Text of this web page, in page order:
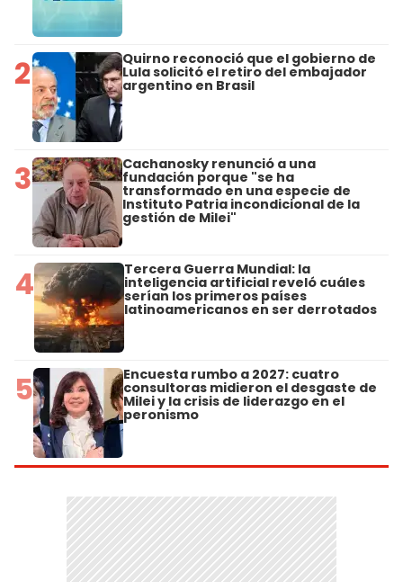
2 Quirno reconoció que el gobierno de
Lula solicitó el retiro del embajador
argentino en Brasil
3 Cachanosky renunció a una
fundación porque "se ha
transformado en una especie de
Instituto Patria incondicional de la
gestión de Milei"
4 Tercera Guerra Mundial: la
inteligencia artificial reveló cuáles
serían los primeros países
latinoamericanos en ser derrotados
5 Encuesta rumbo a 2027: cuatro
consultoras midieron el desgaste de
Milei y la crisis de liderazgo en el
peronismo